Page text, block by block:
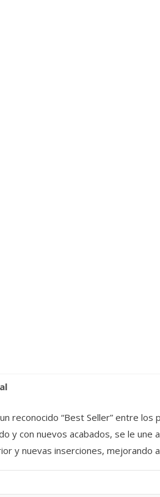
reconocido “Best Seller” entre
y con nuevos acabados, se le
y nuevas inserciones,